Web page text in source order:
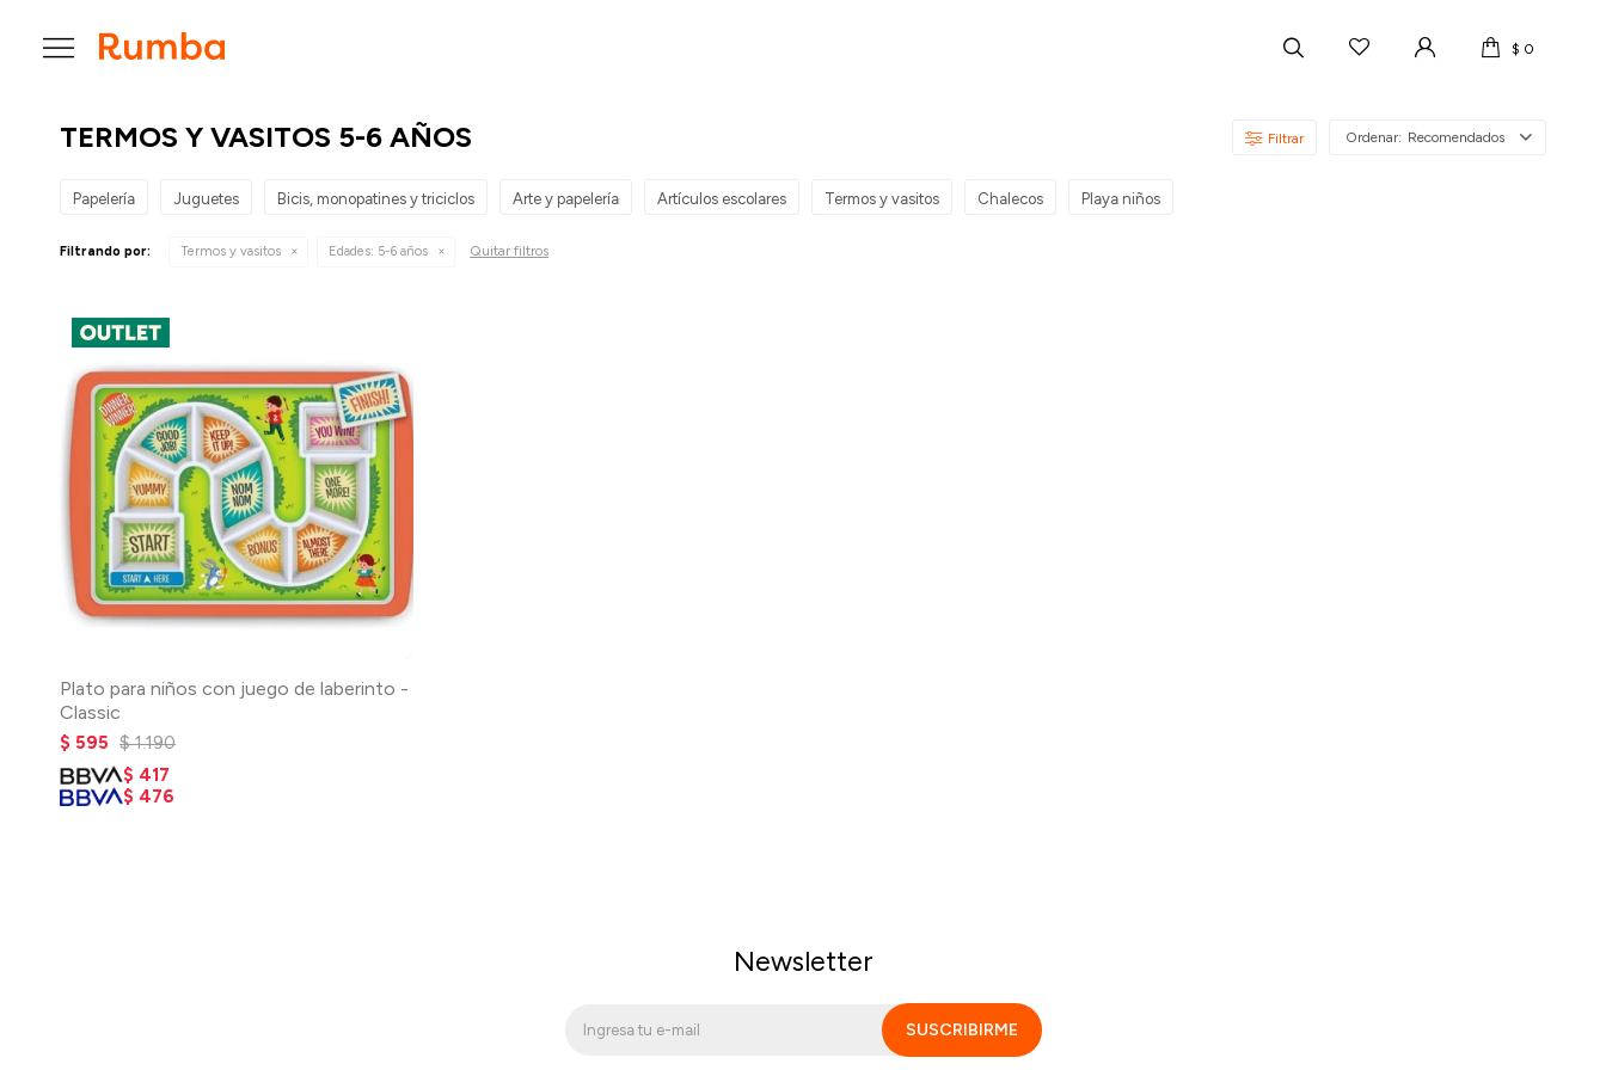
$ 0

TERMOS Y VASITOS 5-6 AÑOS Recomendados
Papelería Juguetes Bicis, monopatines y triciclos Arte y papelería Artículos escolares Termos y vasitos Chalecos Playa niños
Filtrando por: Termos y vasitos Edades: 5-6 años Quitar filtros
Plato para niños con juego de laberinto -
Classic
$ 595 $ 1.190
$ 417
$ 476
Newsletter
SUSCRIBIRME